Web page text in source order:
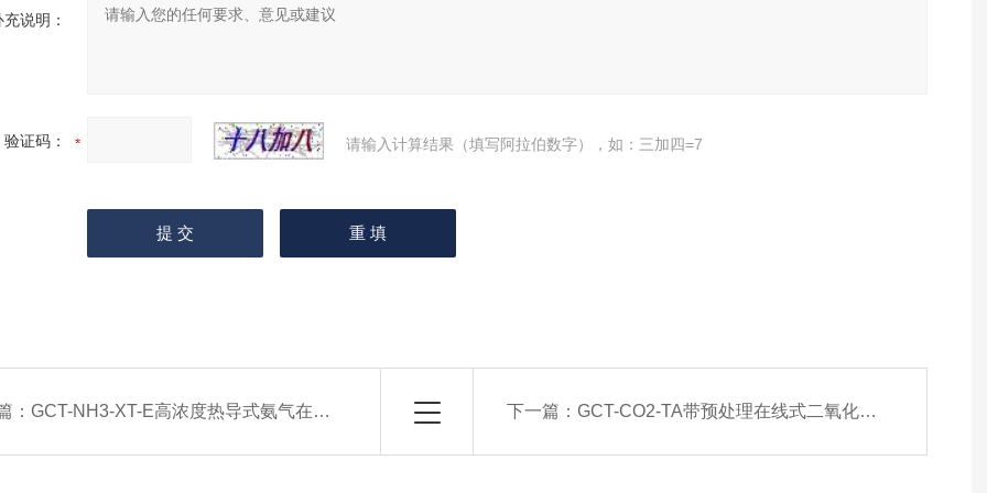
充说明：
验证码： 请输入计算结果（填写阿拉伯数字），如：三加四=7
：GCT-NH3-XT-E高浓度热导式氨气在线监测仪 下一篇： GCT-CO2-TA带预处理在线式二氧化碳检测分析仪